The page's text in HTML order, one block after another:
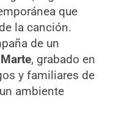
que
la canción.
de un
, grabado en
y familiares de
ambiente